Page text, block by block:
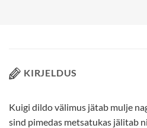
KIRJELDUS
Kuigi dildo välimus jätab mulje
sind pimedas metsatukas jälitab